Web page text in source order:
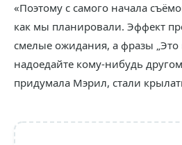
«Поэтому с самого начала
как мы планировали. Эффект
смелые ожидания, а фразы „Это
надоедайте кому-нибудь
придумала Мэрил, стали